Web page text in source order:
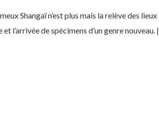
Shangaï n’est plus mais la relève des lieux
l’arrivée de spécimens d’un genre nouveau. |